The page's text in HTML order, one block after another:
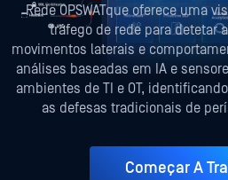
Rede OPSWATque oferece uma
tráfego de rede para detetar
movimentos laterais e
análises baseadas em IA e
ambientes de TI e OT,
as defesas tradicionais de
Começar A